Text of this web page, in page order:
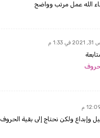
الله عمل مرتب وواضح
م
وإبداع ولكن نحتاج إلى بقية الحروف